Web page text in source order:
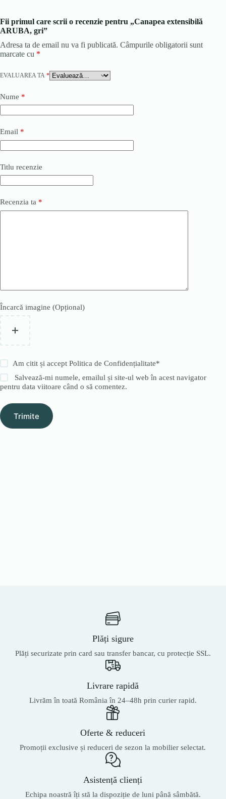
Fii primul care scrii o recenzie pentru „Canapea extensibilă
ARUBA, gri”
Adresa ta de email nu va fi publicată. Câmpurile obligatorii sunt
marcate cu *
EVALUAREA TA *
Nume *
Email *
Titlu recenzie
Recenzia ta *
Încarcă imagine (Opțional)
Am citit și acceptPolitica de Confidențialitate*
Salvează-mi numele, emailul și site-ul web în acest navigator
pentru data viitoare când o să comentez.
Trimite
Plăți sigure
Plăți securizate prin card sau transfer bancar, cu protecție SSL.
Livrare rapidă
Livrăm în toată România în 24–48h prin curier rapid.
Oferte & reduceri
Promoții exclusive și reduceri de sezon la mobilier selectat.
Asistență clienți
Echipa noastră îți stă la dispoziție de luni până sâmbătă.